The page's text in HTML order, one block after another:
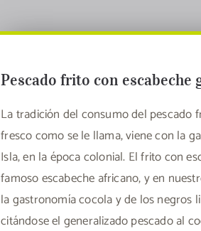
Pescado frito con escabeche
La tradición del consumo del pescado
fresco como se le llama, viene con la
Isla, en la época colonial. El frito con
famoso escabeche africano, y en
la gastronomía cocola y de los negros
citándose el generalizado pescado al